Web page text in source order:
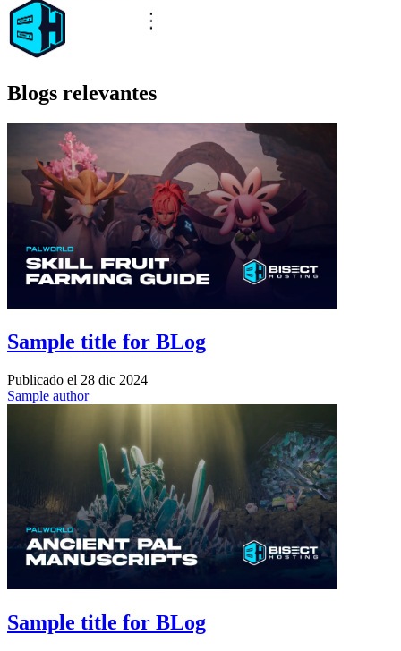
Blogs relevantes
Sample title for BLog
Publicado el 28 dic 2024
Sample author
Sample title for BLog